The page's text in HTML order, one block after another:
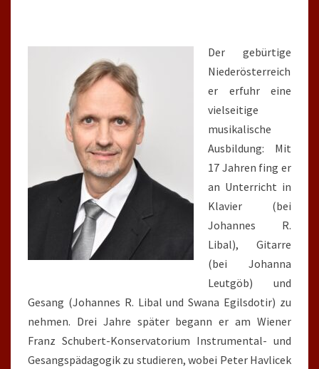
Der gebürtige
Niederösterreich
er erfuhr eine
vielseitige
musikalische
Ausbildung: Mit
17 Jahren fing er
an Unterricht in
Klavier (bei
Johannes R.
Libal), Gitarre
(bei Johanna
Leutgöb) und
Gesang (Johannes R. Libal und Swana Egilsdotir) zu
nehmen. Drei Jahre später begann er am Wiener
Franz Schubert-Konservatorium Instrumental- und
Gesangspädagogik zu studieren, wobei Peter Havlicek